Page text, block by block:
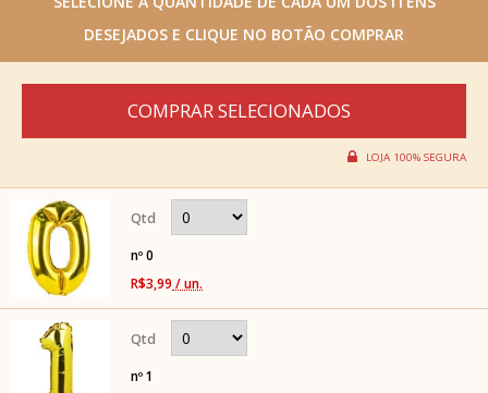
nº 0
R$3,99 / un.
nº 1